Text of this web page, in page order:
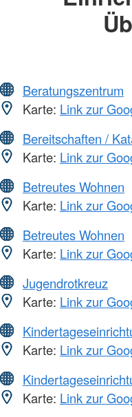
Beratungszentrum
Karte: Link zur
Bereitschaften /
Karte: Link zur
Betreutes Wohnen
Karte: Link zur
Betreutes Wohnen
Karte: Link zur
Jugendrotkreuz
Karte: Link zur
Karte: Link zur
Karte: Link zur